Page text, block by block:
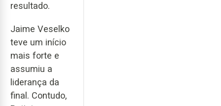
resultado.
Jaime Veselko
teve um início
mais forte e
assumiu a
liderança da
final. Contudo,